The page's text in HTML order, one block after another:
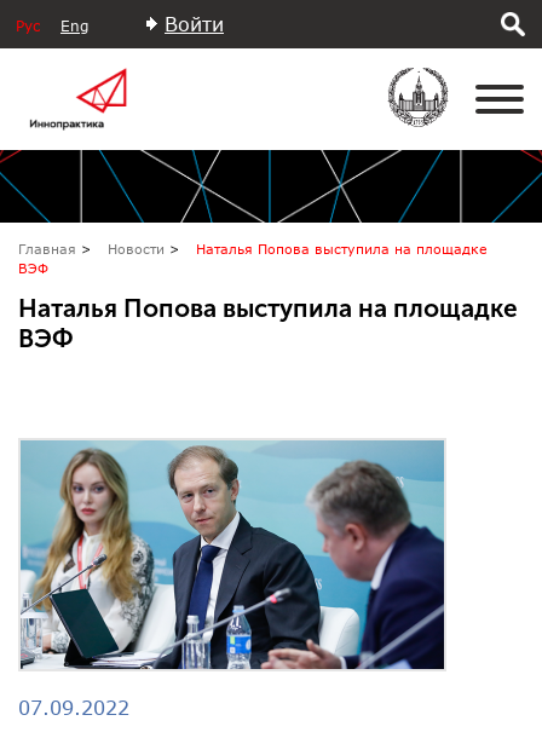
Рус Eng Войти
Главная Новости
Наталья Попова выступила на площадке
ВЭФ
Наталья Попова выступила на площадке
ВЭФ
07.09.2022